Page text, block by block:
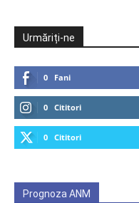
Urmăriți-ne
0 Fani
0 Cititori
0 Cititori
Prognoza ANM